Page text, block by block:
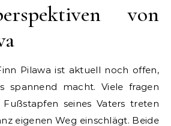
von
Pilawa ist aktuell noch offen,
spannend macht. Viele fragen
seines Vaters treten
eigenen Weg einschlägt. Beide